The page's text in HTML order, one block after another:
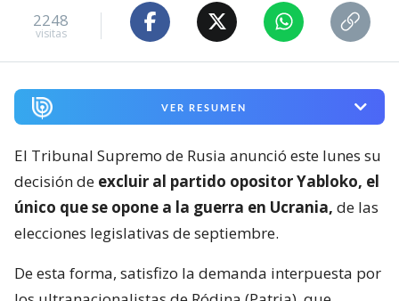
2248
visitas
VER RESUMEN
El Tribunal Supremo de Rusia anunció este lunes su
decisión de excluir al partido opositor Yabloko, el
único que se opone a la guerra en Ucrania, de las
elecciones legislativas de septiembre.
De esta forma, satisfizo la demanda interpuesta por